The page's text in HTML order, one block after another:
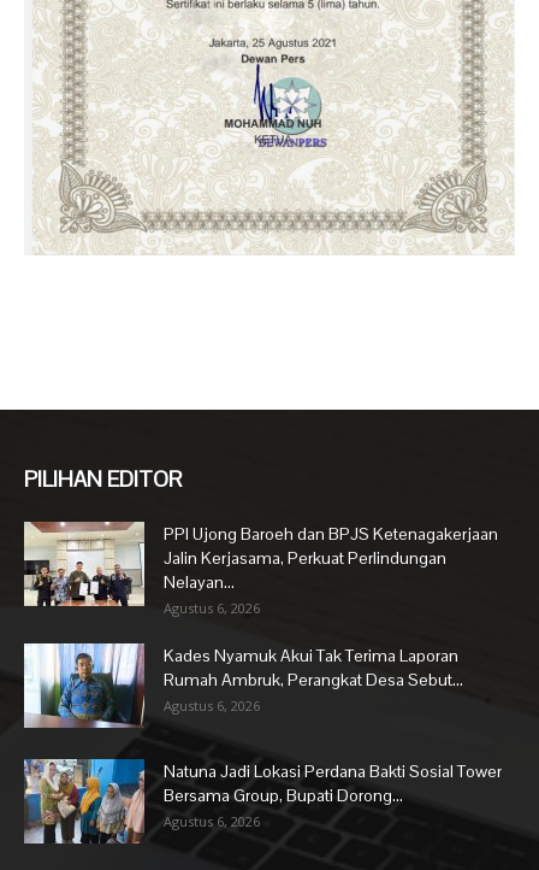
PILIHAN EDITOR
PPI Ujong Baroeh dan BPJS Ketenagakerjaan
Jalin Kerjasama, Perkuat Perlindungan
Nelayan...
Agustus 6, 2026
Kades Nyamuk Akui Tak Terima Laporan
Rumah Ambruk, Perangkat Desa Sebut...
Agustus 6, 2026
Natuna Jadi Lokasi Perdana Bakti Sosial Tower
Bersama Group, Bupati Dorong...
Agustus 6, 2026